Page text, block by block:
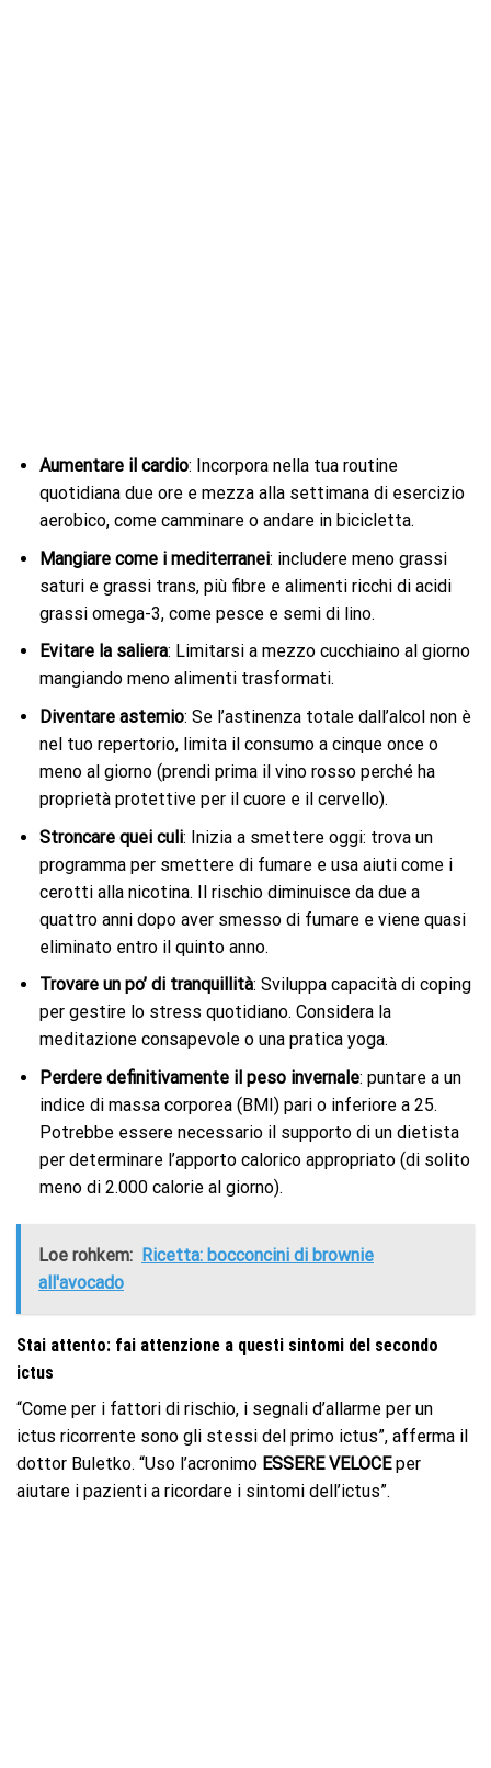
Aumentare il cardio: Incorpora nella tua routine
quotidiana due ore e mezza alla settimana di esercizio
aerobico, come camminare o andare in bicicletta.
Mangiare come i mediterranei: includere meno grassi
saturi e grassi trans, più fibre e alimenti ricchi di acidi
grassi omega-3, come pesce e semi di lino.
Evitare la saliera: Limitarsi a mezzo cucchiaino al giorno
mangiando meno alimenti trasformati.
Diventare astemio: Se l’astinenza totale dall’alcol non è
nel tuo repertorio, limita il consumo a cinque once o
meno al giorno (prendi prima il vino rosso perché ha
proprietà protettive per il cuore e il cervello).
Stroncare quei culi: Inizia a smettere oggi: trova un
programma per smettere di fumare e usa aiuti come i
cerotti alla nicotina. Il rischio diminuisce da due a
quattro anni dopo aver smesso di fumare e viene quasi
eliminato entro il quinto anno.
Trovare un po’ di tranquillità: Sviluppa capacità di coping
per gestire lo stress quotidiano. Considera la
meditazione consapevole o una pratica yoga.
Perdere definitivamente il peso invernale: puntare a un
indice di massa corporea (BMI) pari o inferiore a 25.
Potrebbe essere necessario il supporto di un dietista
per determinare l’apporto calorico appropriato (di solito
meno di 2.000 calorie al giorno).
Loe rohkem: Ricetta: bocconcini di brownie
all'avocado
Stai attento: fai attenzione a questi sintomi del secondo
ictus
“Come per i fattori di rischio, i segnali d’allarme per un
ictus ricorrente sono gli stessi del primo ictus”, afferma il
dottor Buletko. “Uso l’acronimo ESSERE VELOCEper
aiutare i pazienti a ricordare i sintomi dell’ictus”.